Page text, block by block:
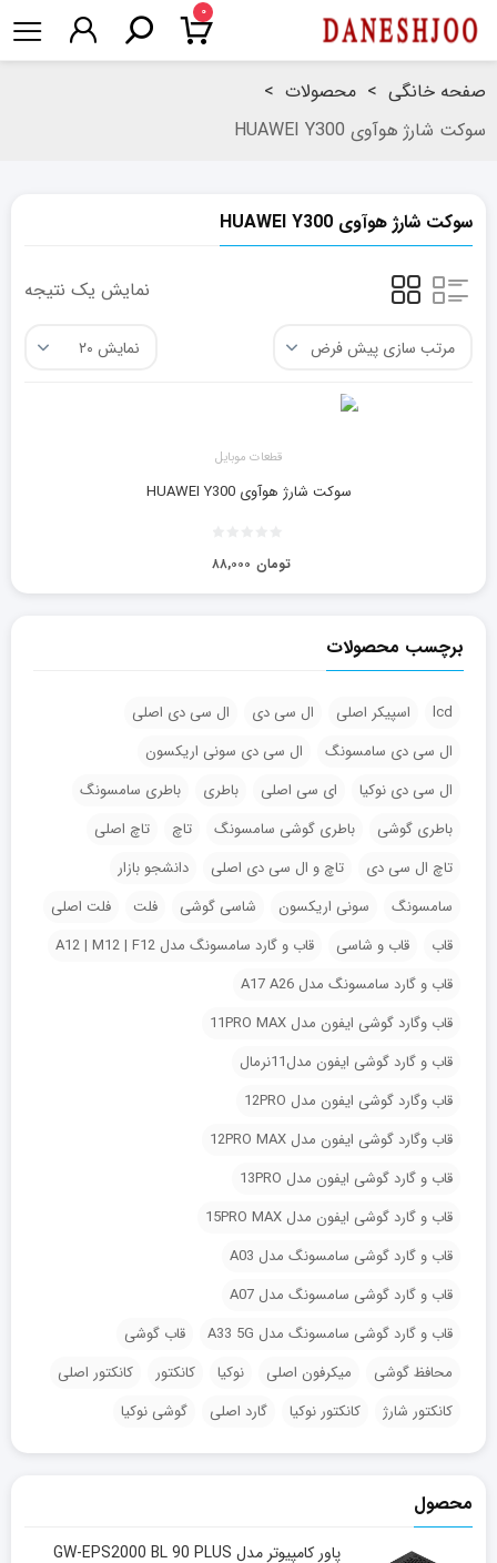
۰
صفحه خانگی > محصولات >
سوکت شارژ هوآوی HUAWEI Y300
سوکت شارژ هوآوی HUAWEI Y300
نمایش یک نتیجه
قطعات موبایل
سوکت شارژ هوآوی HUAWEI Y300
۸۸,۰۰۰ تومان
برچسب محصولات
lcd اسپیکر اصلی ال سی دی
ال سی دی اصلی
ال سی دی سامسونگ
ال سی دی سونی اریکسون
ال سی دی نوکیا
ای سی اصلی باطری
باطری سامسونگ
باطری گوشی
باطری گوشی سامسونگ تاچ
تاچ اصلی
تاچ ال سی دی
تاچ و ال سی دی اصلی
دانشجو بازار
سامسونگ
سونی اریکسون شاسی گوشی فلت
فلت اصلی
قاب
قاب و شاسی
قاب و گارد سامسونگ مدل A12 | M12 | F12
قاب و گارد سامسونگ مدل A17 A26
قاب وگارد گوشی ایفون مدل 11PRO MAX
قاب و گارد گوشی ایفون مدل11نرمال
قاب وگارد گوشی ایفون مدل 12PRO
قاب وگارد گوشی ایفون مدل 12PRO MAX
قاب و گارد گوشی ایفون مدل 13PRO
قاب و گارد گوشی ایفون مدل 15PRO MAX
قاب و گارد گوشی سامسونگ مدل A03
قاب و گارد گوشی سامسونگ مدل A07
قاب و گارد گوشی سامسونگ مدل A33 5G
قاب گوشی
محافظ گوشی
میکرفون اصلی نوکیا کانکتور
کانکتور اصلی
کانکتور شارژ
کانکتور نوکیا گارد اصلی گوشی نوکیا
محصول
پاور کامپیوتر مدل GW-EPS2000 BL 90 PLUS